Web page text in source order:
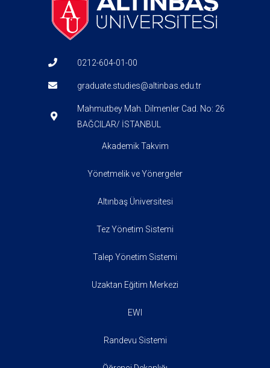
0212-604-01-00
graduate.studies@altinbas.edu.tr
Mahmutbey Mah. Dilmenler Cad. No: 26
BAĞCILAR/ İSTANBUL
Akademik Takvim
Yönetmelik ve Yönergeler
Altınbaş Üniversitesi
Tez Yönetim Sistemi
Talep Yönetim Sistemi
Uzaktan Eğitim Merkezi
EWI
Randevu Sistemi